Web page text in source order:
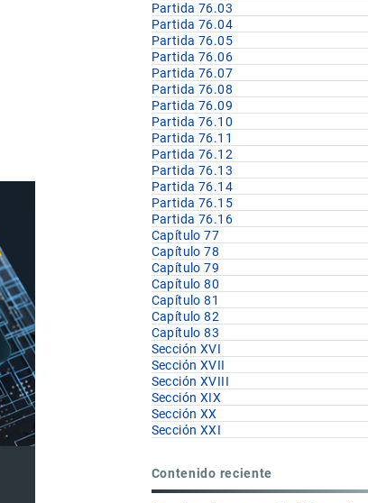
Partida 76.03
Partida 76.04
Partida 76.05
Partida 76.06
Partida 76.07
Partida 76.08
Partida 76.09
Partida 76.10
Partida 76.11
Partida 76.12
Partida 76.13
Partida 76.14
Partida 76.15
Partida 76.16
Capítulo 77
Capítulo 78
Capítulo 79
Capítulo 80
Capítulo 81
Capítulo 82
Capítulo 83
Sección XVI
Sección XVII
Sección XVIII
Sección XIX
Sección XX
Sección XXI
Contenido reciente